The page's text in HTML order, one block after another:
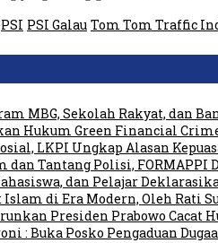
PSI PSI Galau Tom Tom Traffic
MBG, Sekolah Rakyat, dan
Hukum Green Financial
LKPI Ungkap Alasan
dan Tantang Polisi, FORMAPPI
dan Pelajar
di Era Modern, Oleh Rati
Presiden Prabowo
: Buka Posko Pengaduan